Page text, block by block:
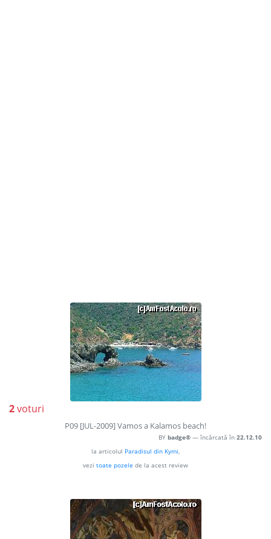
2voturi
P09 [JUL-2009] Vamos a Kalamos beach!
BY badge® — încărcată în 22.12.10
la articolul Paradisul din Kymi,
vezi toate pozele de la acest review